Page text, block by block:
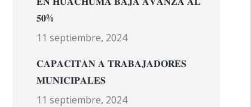
𝟓𝟎%
11 septiembre, 2024
𝐂𝐀𝐏𝐀𝐂𝐈𝐓𝐀𝐍 𝐀 𝐓𝐑𝐀𝐁𝐀𝐉𝐀𝐃𝐎𝐑𝐄𝐒
𝐌𝐔𝐍𝐈𝐂𝐈𝐏𝐀𝐋𝐄𝐒
11 septiembre, 2024